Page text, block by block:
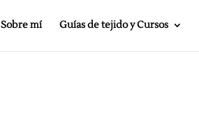
Sobre mí Guías de tejido y Cursos